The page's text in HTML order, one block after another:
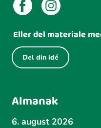
Eller del materiale
Del din idé
Almanak
6. august 2026